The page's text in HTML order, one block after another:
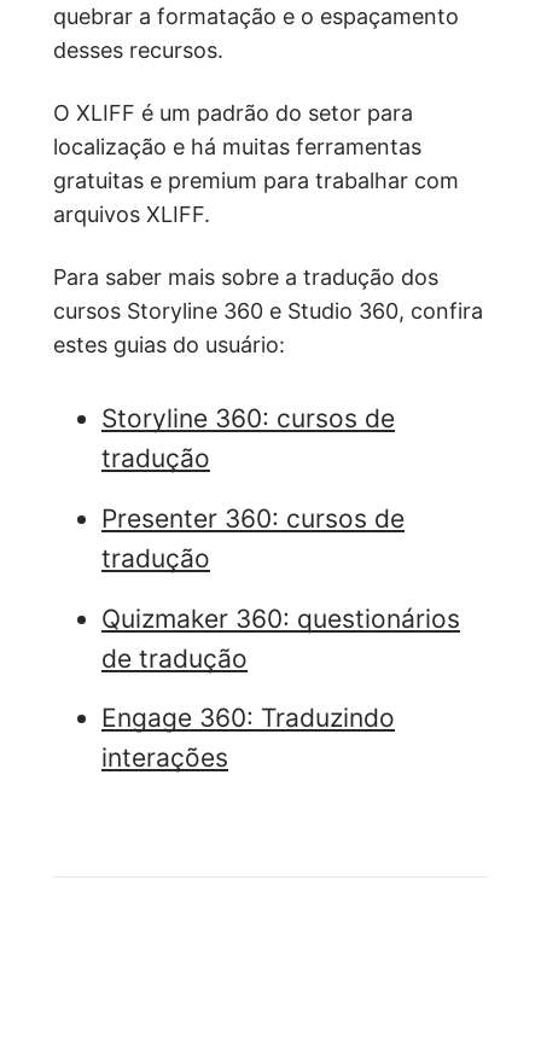
quebrar a formatação e o espaçamento
desses recursos.
O XLIFF é um padrão do setor para
localização e há muitas ferramentas
gratuitas e premium para trabalhar com
arquivos XLIFF.
Para saber mais sobre a tradução dos
cursos Storyline 360 e Studio 360, confira
estes guias do usuário:
Storyline 360: cursos de
tradução
Presenter 360: cursos de
tradução
Quizmaker 360: questionários
de tradução
Engage 360: Traduzindo
interações